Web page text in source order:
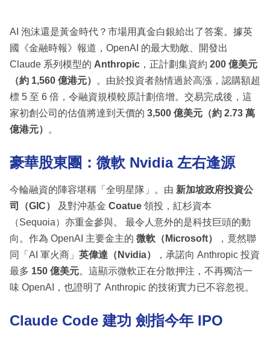
AI 泡沫還是黃金時代？市場用真金白銀給出了答案。據英
國《金融時報》報道，OpenAI 的最大勁敵、開發出
Claude 系列模型的 Anthropic ，正計劃集資約 200 億美元
（約 1,560 億港元）
。由於投資者熱情過於高漲，認購額超
標 5 至 6 倍，令融資規模較原計劃倍增。交易完成後，這
家初創公司的估值將達到天價的 3,500 億美元（約 2.73 萬
億港元）
。
豪華股東團：微軟 Nvidia 左右逢源
今輪融資的陣容堪稱「全明星隊」。由 新加坡政府投資公
司（GIC）
及對沖基金 Coatue 領投，紅杉資本
（Sequoia）亦重金參與。 最令人意外的是科技巨頭的動
向。作為 OpenAI 主要金主的 微軟（Microsoft）
，竟然聯
同「AI 軍火商」 英偉達（Nvidia）
，承諾向 Anthropic 投資
最多 150 億美元。這顯示微軟正在分散押注，不再獨沽一
味 OpenAI，也證明了 Anthropic 的技術實力已不容忽視。
Claude Code 建功 劍指今年 IPO